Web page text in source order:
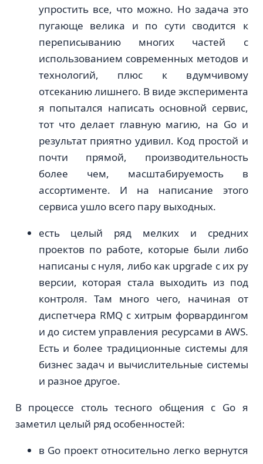
упростить все, что можно. Но задача это
пугающе велика и по сути сводится к
переписыванию многих частей с
использованием современных методов и
технологий, плюс к вдумчивому
отсеканию лишнего. В виде эксперимента
я попытался написать основной сервис,
тот что делает главную магию, на Go и
результат приятно удивил. Код простой и
почти прямой, производительность
более чем, масштабируемость в
ассортименте. И на написание этого
сервиса ушло всего пару выходных.
есть целый ряд мелких и средних
проектов по работе, которые были либо
написаны с нуля, либо как upgrade с их py
версии, которая стала выходить из под
контроля. Там много чего, начиная от
диспетчера RMQ с хитрым форвардингом
и до систем управления ресурсами в AWS.
Есть и более традиционные системы для
бизнес задач и вычислительные системы
и разное другое.
В процессе столь тесного общения с Go я
заметил целый ряд особенностей:
в Go проект относительно легко вернутся